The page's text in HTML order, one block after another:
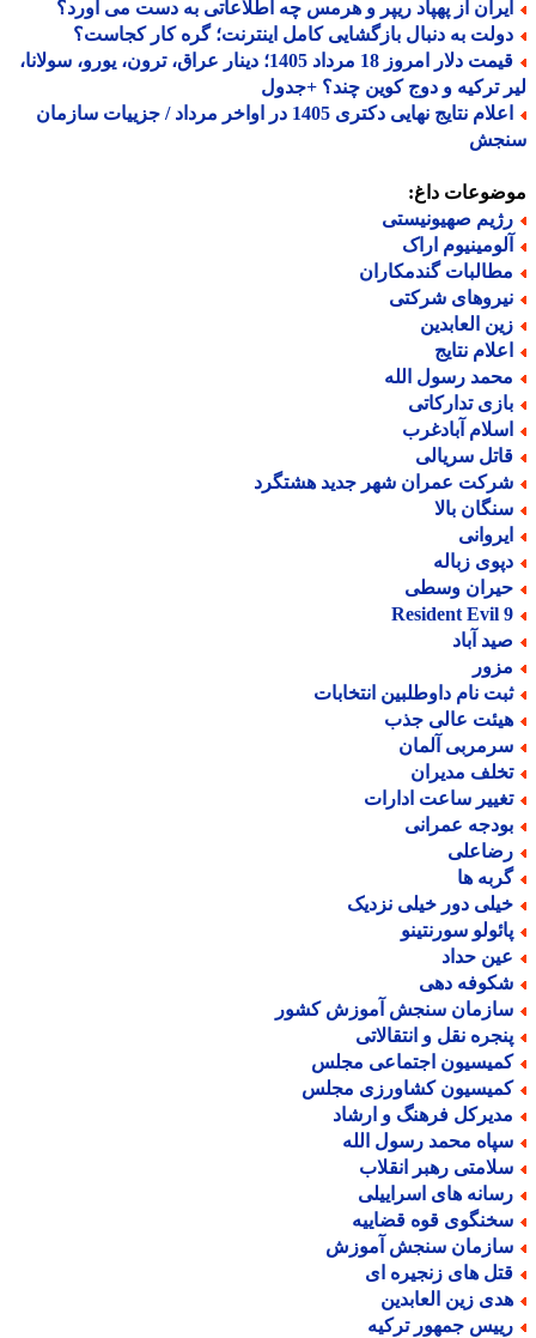
از پهپاد ریپر و هرمس چه اطلاعاتی به دست می آورد؟
به دنبال بازگشایی کامل اینترنت؛ گره کار کجاست؟
قیمت دلار امروز 18 مرداد 1405؛ دینار عراق، ترون، یورو، سولانا،
ترکیه و دوج کوین چند؟ +جدول
اعلام نتایج نهایی دکتری 1405 در اواخر مرداد / جزییات سازمان
داغ:
صهیونیستی
اراک
گندمکاران
شرکتی
العابدین
نتایج
رسول الله
تدارکاتی
آبادغرب
سریالی
عمران شهر جدید هشتگرد
بالا
زباله
وسطی
Resident Evil
آباد
نام داوطلبین انتخابات
عالی جذب
آلمان
مدیران
ساعت ادارات
عمرانی
ها
دور خیلی نزدیک
سورنتینو
حداد
دهی
سنجش آموزش کشور
نقل و انتقالاتی
اجتماعی مجلس
کشاورزی مجلس
فرهنگ و ارشاد
محمد رسول الله
رهبر انقلاب
های اسراییلی
قوه قضاییه
سنجش آموزش
های زنجیره ای
زین العابدین
جمهور ترکیه